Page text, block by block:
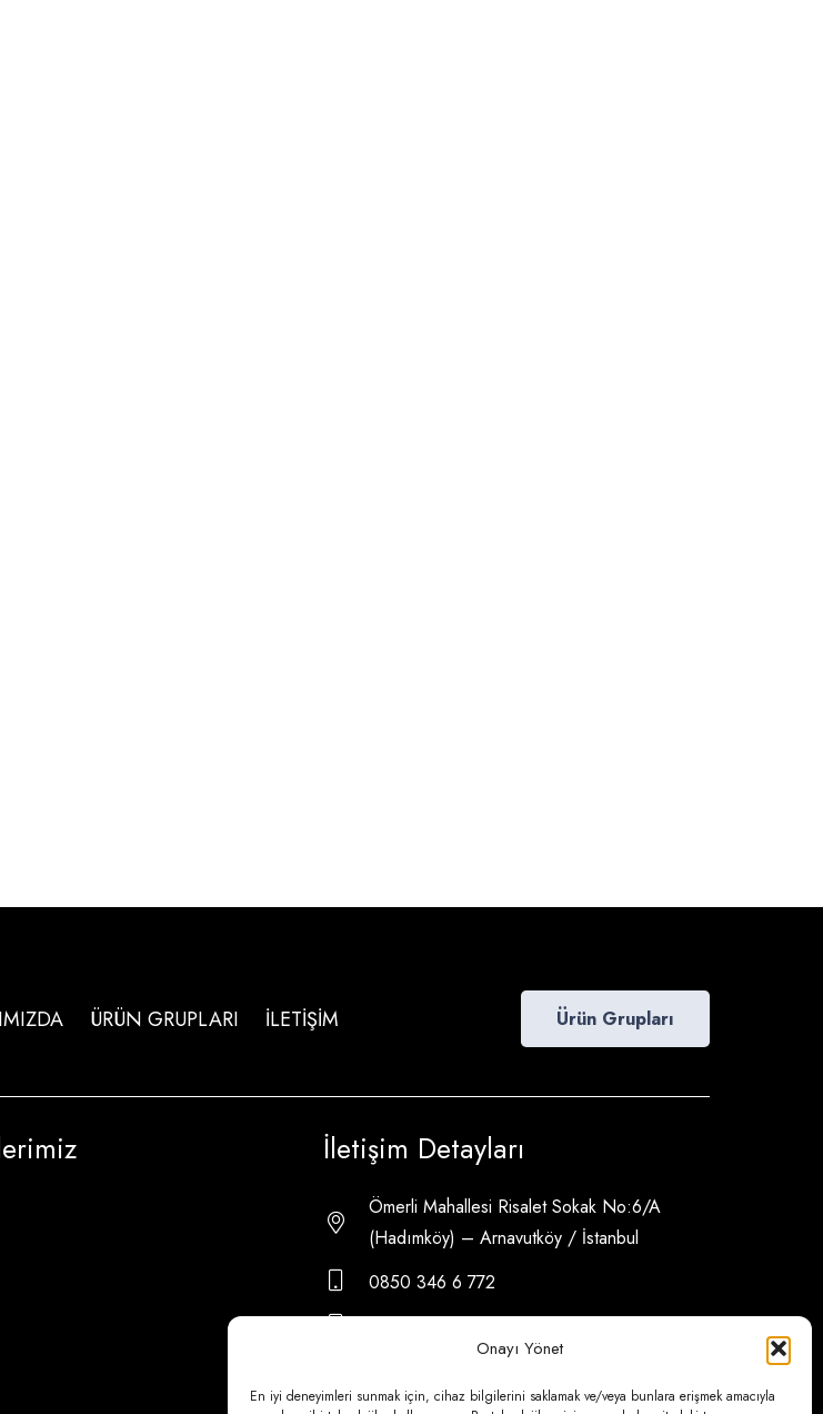
Onayı Yönet
En iyi deneyimleri sunmak için, cihaz bilgilerini saklamak ve/veya bunlara erişmek amacıyla
ÜRÜN GRUPLARI İLETİŞİM Ürün Grupları
İletişim Detayları
Ömerli Mahallesi Risalet Sokak No:6/A
(Hadımköy) – Arnavutköy / İstanbul
0850 346 6 772